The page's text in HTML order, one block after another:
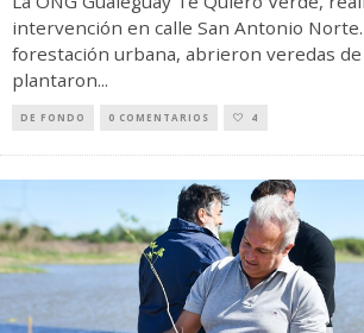
intervención en calle San Antonio
forestación urbana, abrieron veredas
plantaron...
DE FONDO 0 COMENTARIOS 4